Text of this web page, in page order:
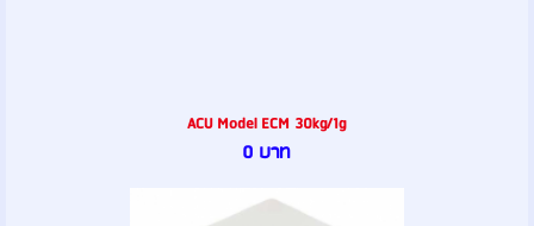
ACU Model ECM 30kg/1g
0 บาท